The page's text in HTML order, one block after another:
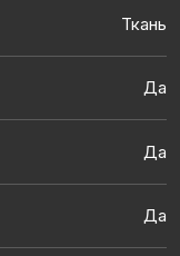
Ткань
Да
Да
Да